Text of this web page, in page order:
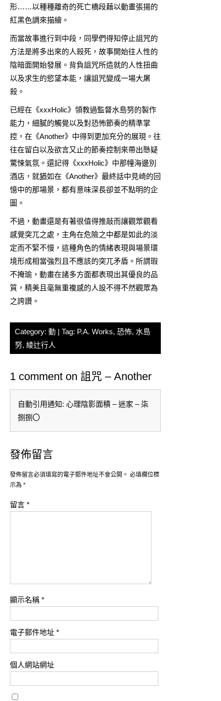
形……以種種離奇的死亡橋段藉以動畫張揚的
紅黑色調來描繪。
而當故事進行到中段，同學們得知停止詛咒的
方法是將多出來的人殺死，故事開始往人性的
陰暗面開始發展。背負詛咒所造就的人性扭曲
以及求生的慾望本能，讓詛咒變成一場大屠
殺。
已經在《xxxHolic》領教過監督水島努的製作
能力，細膩的觸覺以及對恐怖節奏的精準掌
控，在《Another》中得到更加充分的展現。往
往在留白以及欲言又止的節奏控制來帶出懸疑
驚悚氣氛。還記得《xxxHolic》中那幢海邊別
酒店，就猶如在《Another》最終話中見崎的回
憶中的那場景，都有意味深長卻並不點明的企
圖。
不過，動畫還是有著很值得推敲而讓觀眾觀看
感覺突兀之處，主角在危險之中都是如此的淡
定而不緊不慢，這種角色的情緒表現與場景環
境形成相當強烈且不應該的突兀矛盾。所謂瑕
不掩瑜，動畫在諸多方面都表現出其優良的品
質，精美且毫無重複感的人設不得不然觀眾為
之誇讚。
Category: 動 | Tag: P.A. Works, 恐怖, 水島
努, 綾辻行人
1 comment on 詛咒 – Another
自動引用通知: 心理陰影面積 – 迷家 – 柒
捌捌〇
發佈留言
發佈留言必須填寫的電子郵件地址不會公開。 必填欄位標
示為 *
留言 *
顯示名稱 *
電子郵件地址 *
個人網站網址